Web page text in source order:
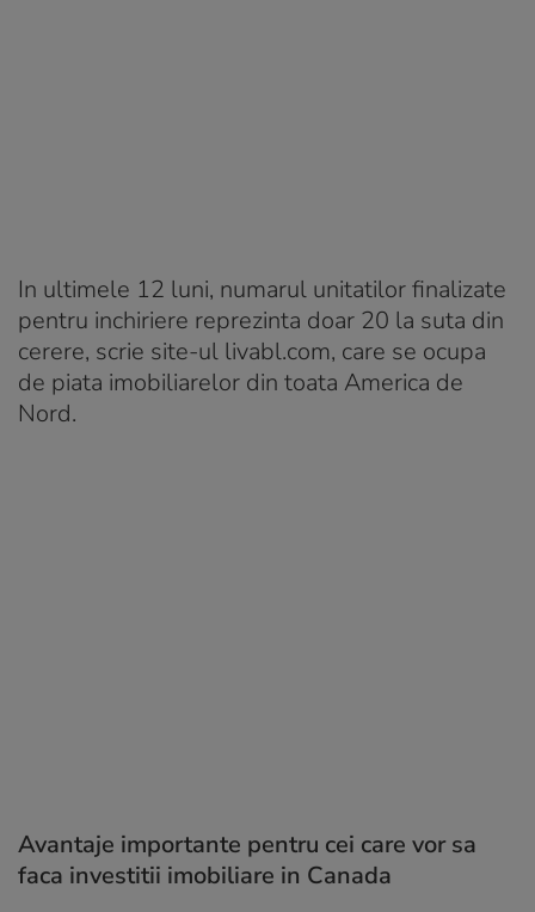
In ultimele 12 luni, numarul unitatilor finalizate
pentru inchiriere reprezinta doar 20 la suta din
cerere, scrie site-ul livabl.com, care se ocupa
de piata imobiliarelor din toata America de
Nord.
Avantaje importante pentru cei care vor sa
faca investitii imobiliare in Canada